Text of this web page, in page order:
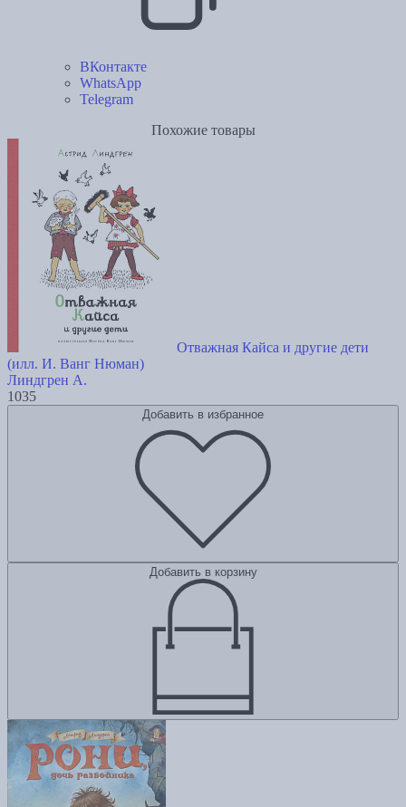
ВКонтакте
WhatsApp
Telegram
Похожие товары
Отважная Кайса и другие дети
(илл. И. Ванг Нюман)
Линдгрен А.
1035
Добавить в избранное
Добавить в корзину